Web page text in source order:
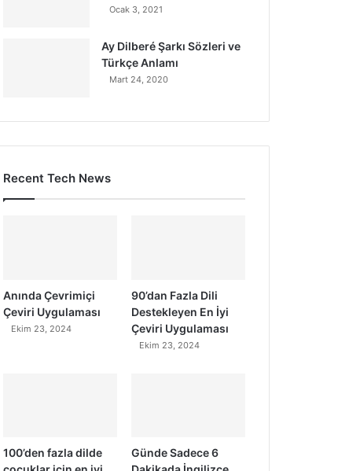
Ocak 3, 2021
Ay Dilberé Şarkı Sözleri ve
Türkçe Anlamı
Mart 24, 2020
Recent Tech News
Anında Çevrimiçi
Çeviri Uygulaması
Ekim 23, 2024
90’dan Fazla Dili
Destekleyen En İyi
Çeviri Uygulaması
Ekim 23, 2024
100’den fazla dilde
Günde Sadece 6